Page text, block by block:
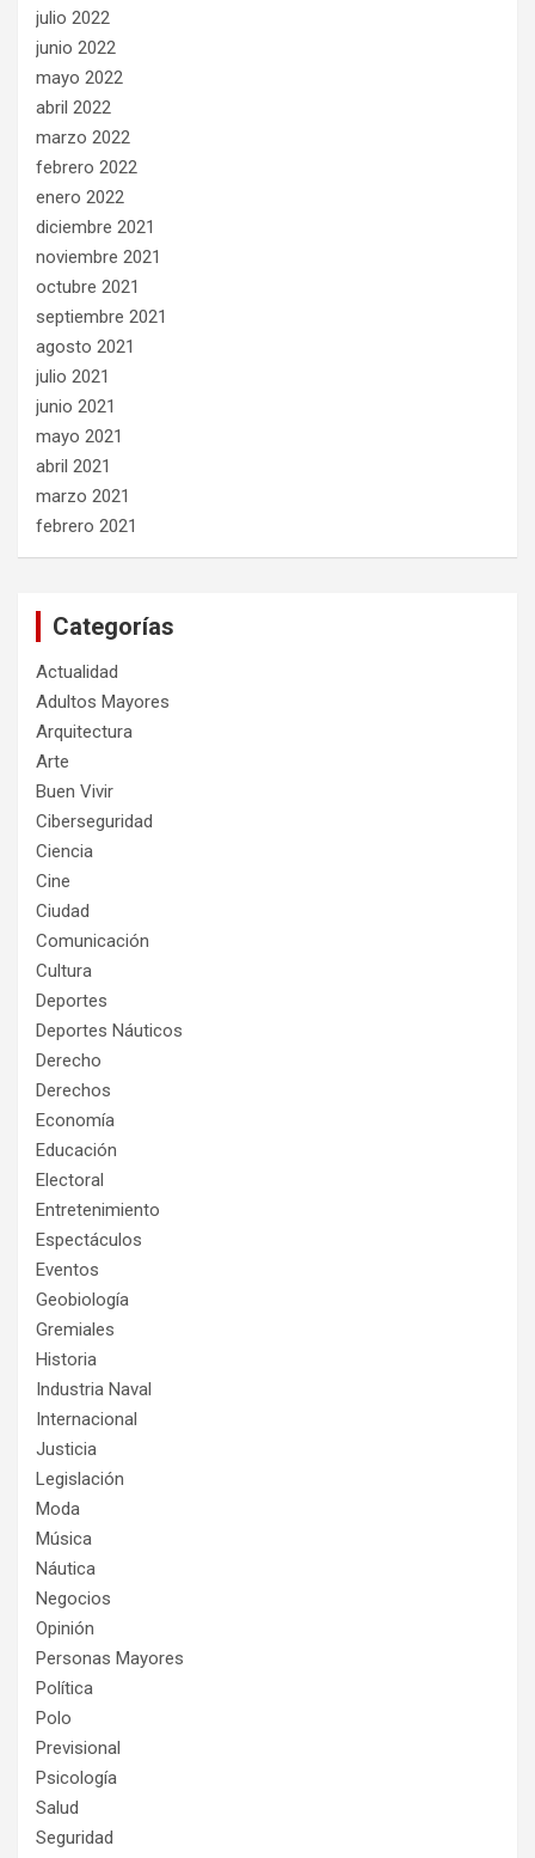
julio 2022
junio 2022
mayo 2022
abril 2022
marzo 2022
febrero 2022
enero 2022
diciembre 2021
noviembre 2021
octubre 2021
septiembre 2021
agosto 2021
julio 2021
junio 2021
mayo 2021
abril 2021
marzo 2021
febrero 2021
Categorías
Actualidad
Adultos Mayores
Arquitectura
Arte
Buen Vivir
Ciberseguridad
Ciencia
Cine
Ciudad
Comunicación
Cultura
Deportes
Deportes Náuticos
Derecho
Derechos
Economía
Educación
Electoral
Entretenimiento
Espectáculos
Eventos
Geobiología
Gremiales
Historia
Industria Naval
Internacional
Justicia
Legislación
Moda
Música
Náutica
Negocios
Opinión
Personas Mayores
Política
Polo
Previsional
Psicología
Salud
Seguridad